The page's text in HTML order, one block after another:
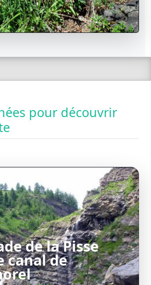
pour découvrir
de la Pisse
canal de